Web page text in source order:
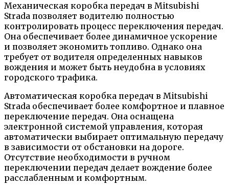
Механическая коробка передач в Mitsubishi
Strada позволяет водителю полностью
контролировать процесс переключения передач.
Она обеспечивает более динамичное ускорение
и позволяет экономить топливо. Однако она
требует от водителя определенных навыков
вождения и может быть неудобна в условиях
городского трафика.
Автоматическая коробка передач в Mitsubishi
Strada обеспечивает более комфортное и плавное
переключение передач. Она оснащена
электронной системой управления, которая
автоматически выбирает оптимальную передачу
в зависимости от обстановки на дороге.
Отсутствие необходимости в ручном
переключении передач делает вождение более
расслабленным и комфортным.